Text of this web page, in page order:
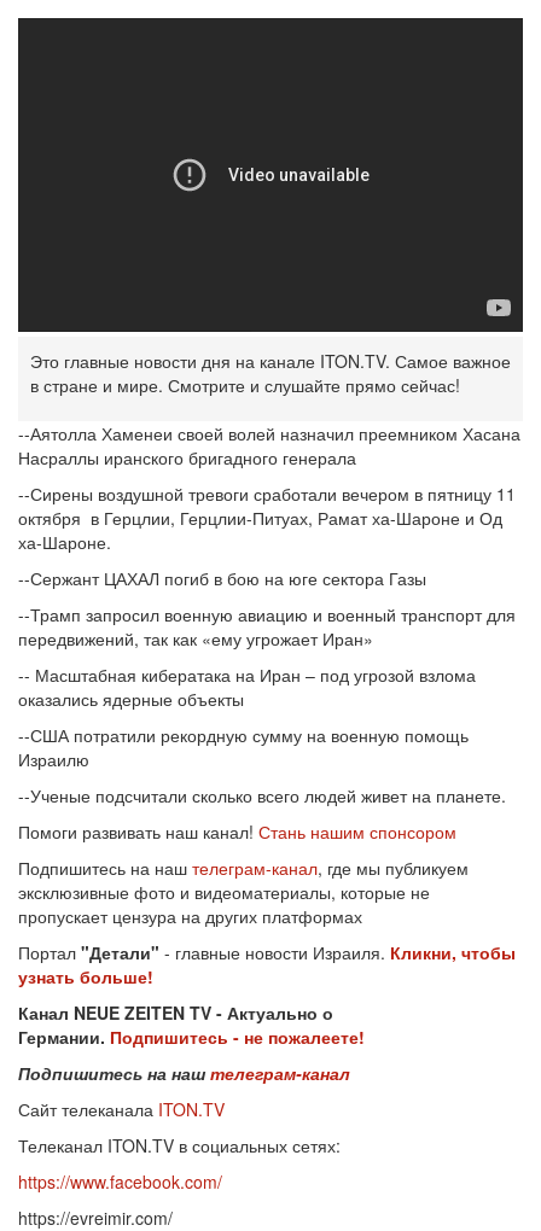
Это главные новости дня на канале ITON.TV. Самое важное
в стране и мире. Смотрите и слушайте прямо сейчас!
--Аятолла Хаменеи своей волей назначил преемником Хасана
Насраллы иранского бригадного генерала
--Сирены воздушной тревоги сработали вечером в пятницу 11
октября в Герцлии, Герцлии-Питуах, Рамат ха-Шароне и Од
ха-Шароне.
--Сержант ЦАХАЛ погиб в бою на юге сектора Газы
--Трамп запросил военную авиацию и военный транспорт для
передвижений, так как «ему угрожает Иран»
-- Масштабная кибератака на Иран – под угрозой взлома
оказались ядерные объекты
--США потратили рекордную сумму на военную помощь
Израилю
--Ученые подсчитали сколько всего людей живет на планете.
Помоги развивать наш канал! Стань нашим спонсором
Подпишитесь на наш телеграм-канал, где мы публикуем
эксклюзивные фото и видеоматериалы, которые не
пропускает цензура на других платформах
Портал "Детали" - главные новости Израиля. Кликни, чтобы
узнать больше!
Канал NEUE ZEITEN TV - Актуально о
Германии. Подпишитесь - не пожалеете!
Подпишитесь на наш телеграм-канал
Сайт телеканала ITON.TV
Телеканал ITON.TV в социальных сетях:
https://www.facebook.com/
https://evreimir.com/